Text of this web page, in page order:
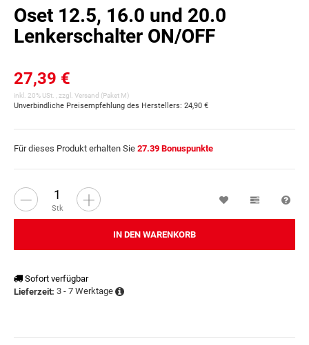
Oset 12.5, 16.0 und 20.0
Lenkerschalter ON/OFF
27,39 €
inkl. 20% USt. , zzgl. Versand (Paket M)
Unverbindliche Preisempfehlung des Herstellers: 24,90 €
Für dieses Produkt erhalten Sie 27.39 Bonuspunkte
Stk
IN DEN WARENKORB
Sofort verfügbar
Lieferzeit: 3 - 7 Werktage
Wunschzettel